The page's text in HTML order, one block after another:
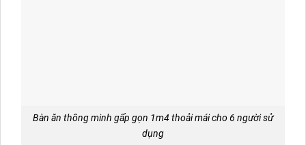
Bàn ăn thông minh gấp gọn 1m4 thoải mái cho 6 người sử
dụng